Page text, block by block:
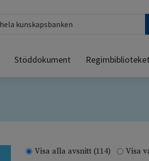
Stöddokument Regimbiblioteket
Visa alla avsnitt (114) Visa